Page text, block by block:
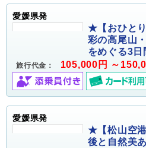
愛媛県発
★【おひと
彩の高尾山
をめぐる3日
旅行代金： 105,000円 ～
愛媛県発
★【松山空
後と自然美